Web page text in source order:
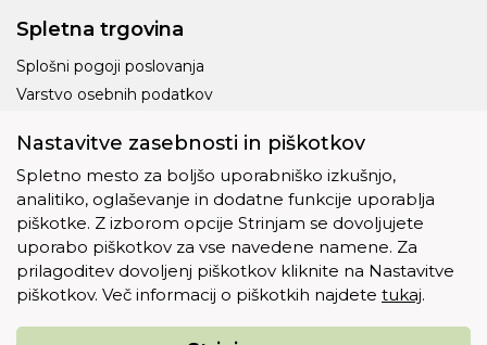
Spletna trgovina
Splošni pogoji poslovanja
Varstvo osebnih podatkov
Piškotki
Ostalo
O nas
Nastavitve zasebnosti in piškotkov
Spletno mesto za boljšo uporabniško izkušnjo,
analitiko, oglaševanje in dodatne funkcije uporablja
piškotke. Z izborom opcije Strinjam se dovoljujete
uporabo piškotkov za vse navedene namene. Za
prilagoditev dovoljenj piškotkov kliknite na Nastavitve
piškotkov. Več informacij o piškotkih najdete tukaj.